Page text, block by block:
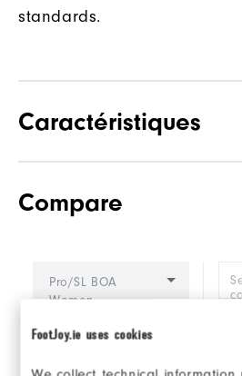
FootJoy.ie uses cookies
standards.
Caractéristiques
Waterproof
Forme
Adhérence
Compare
Pro/SL BOA
Women